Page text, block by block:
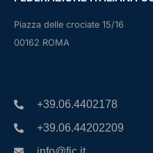
Piazza delle crociate 15/16
00162 ROMA
+39.06.4402178
+39.06.44202209